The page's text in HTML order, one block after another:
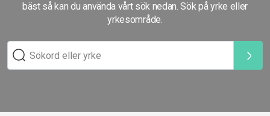
bäst så kan du använda vårt sök nedan. Sök på yrke eller
yrkesområde.